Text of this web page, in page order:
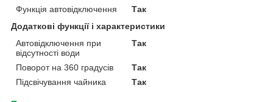
Функція автовідключення
Так
Додаткові функції і характеристики
Автовідключення при
відсутності води
Так
Поворот на 360 градусів
Так
Підсвічування чайника
Так